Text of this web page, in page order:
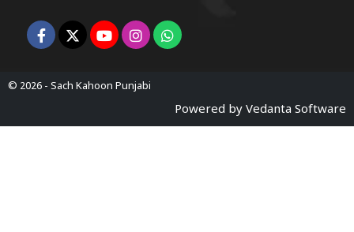
© 2026 - Sach Kahoon Punjabi
Powered by Vedanta Software